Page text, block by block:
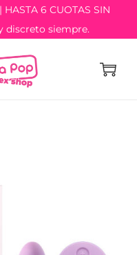
6 CUOTAS SIN
discreto siempre.